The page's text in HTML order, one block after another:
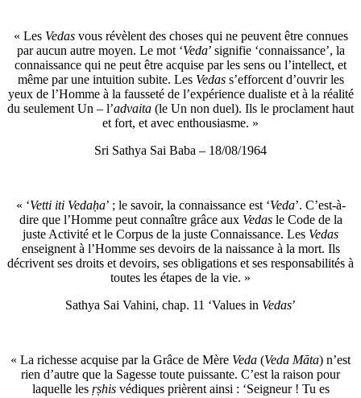
« Les Vedasvous révèlent des choses qui ne peuvent être connues
par aucun autre moyen. Le mot ‘Veda’ signifie ‘connaissance’, la
connaissance qui ne peut être acquise par les sens ou l’intellect, et
même par une intuition subite. Les Vedass’efforcent d’ouvrir les
yeux de l’Homme à la fausseté de l’expérience dualiste et à la réalité
du seulement Un – l’advaita (le Un non duel). Ils le proclament haut
et fort, et avec enthousiasme. »
Sri Sathya Sai Baba – 18/08/1964
« ‘Vetti iti Vedaḥa’ ; le savoir, la connaissance est ‘Veda’. C’est-à-
dire que l’Homme peut connaître grâce aux Vedasle Code de la
juste Activité et le Corpus de la juste Connaissance. Les Vedas
enseignent à l’Homme ses devoirs de la naissance à la mort. Ils
décrivent ses droits et devoirs, ses obligations et ses responsabilités à
toutes les étapes de la vie. »
Sathya Sai Vahini, chap. 11 ‘Values in Vedas’
« La richesse acquise par la Grâce de Mère Veda (Veda Māta) n’est
rien d’autre que la Sagesse toute puissante. C’est la raison pour
laquelle les ṛṣhisvédiques prièrent ainsi : ‘Seigneur ! Tu es